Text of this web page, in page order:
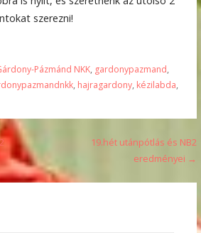
szerezni!
Pázmánd NKK, gardonypazmand,
, hajragardony, kézilabda,
19.hét utánpótlás és NB2
eredményei →